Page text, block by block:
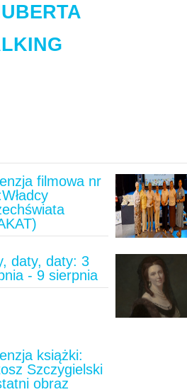
filmowa nr
daty, daty: 3
- 9 sierpnia
książki:
Szczygielski
obraz